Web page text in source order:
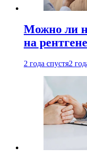
Можно ли
на
2 года спустя2